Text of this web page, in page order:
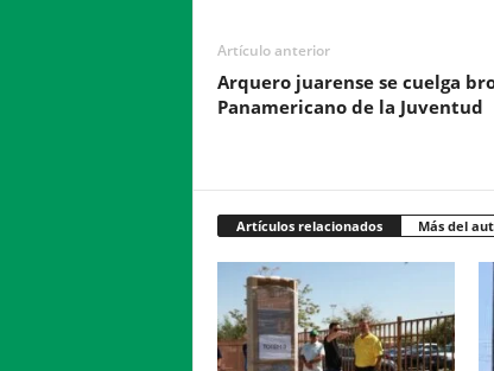
Artículo anterior
Arquero juarense se cuelga
Panamericano de la Juventud
Artículos relacionados Más del